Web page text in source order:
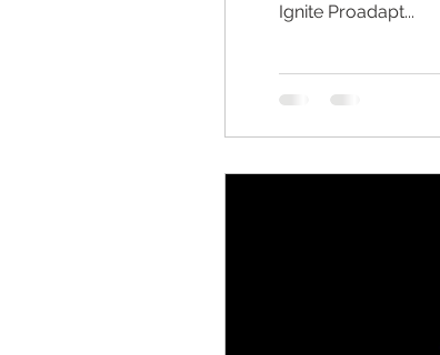
Ignite Proadapt...